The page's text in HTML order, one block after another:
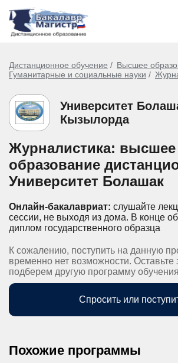
Дистанционное обучение
Высшее
Гуманитарные и социальные науки
Университет
Кызылорда
Журналистика: высшее
образование
Университет Болашак
Онлайн-бакалавриат: слушайте
сессии, не выходя из дома. В конце
диплом государственного образца
К сожалению, поступить на данную
временно нет возможности. Оставьте
подберем другую программу обучения
Спросить или
Похожие программы